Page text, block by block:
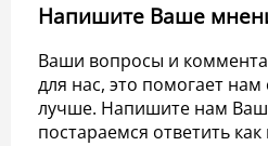
Напишите Ваше
Ваши вопросы и
для нас, это помогает нам
лучше. Напишите нам
постараемся ответить